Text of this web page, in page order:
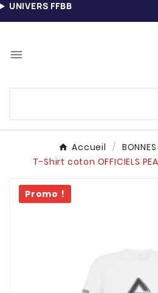
UNIVERS FFBB

Accueil
T-Shirt coton OFFICIELS
Promo !